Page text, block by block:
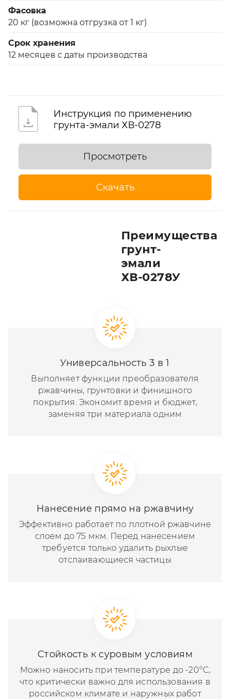
Фасовка
20 кг (возможна отгрузка от 1 кг)
Срок хранения
12 месяцев с даты производства
Инструкция по применению
грунта-эмали ХВ-0278
Просмотреть
Скачать
Преимущества
грунт-
эмали
ХВ-0278У
Универсальность 3 в 1
Выполняет функции преобразователя
ржавчины, грунтовки и финишного
покрытия. Экономит время и бюджет,
заменяя три материала одним
Нанесение прямо на ржавчину
Эффективно работает по плотной ржавчине
слоем до 75 мкм. Перед нанесением
требуется только удалить рыхлые
отслаивающиеся частицы
Стойкость к суровым условиям
Можно наносить при температуре до -20°С,
что критически важно для использования в
российском климате и наружных работ